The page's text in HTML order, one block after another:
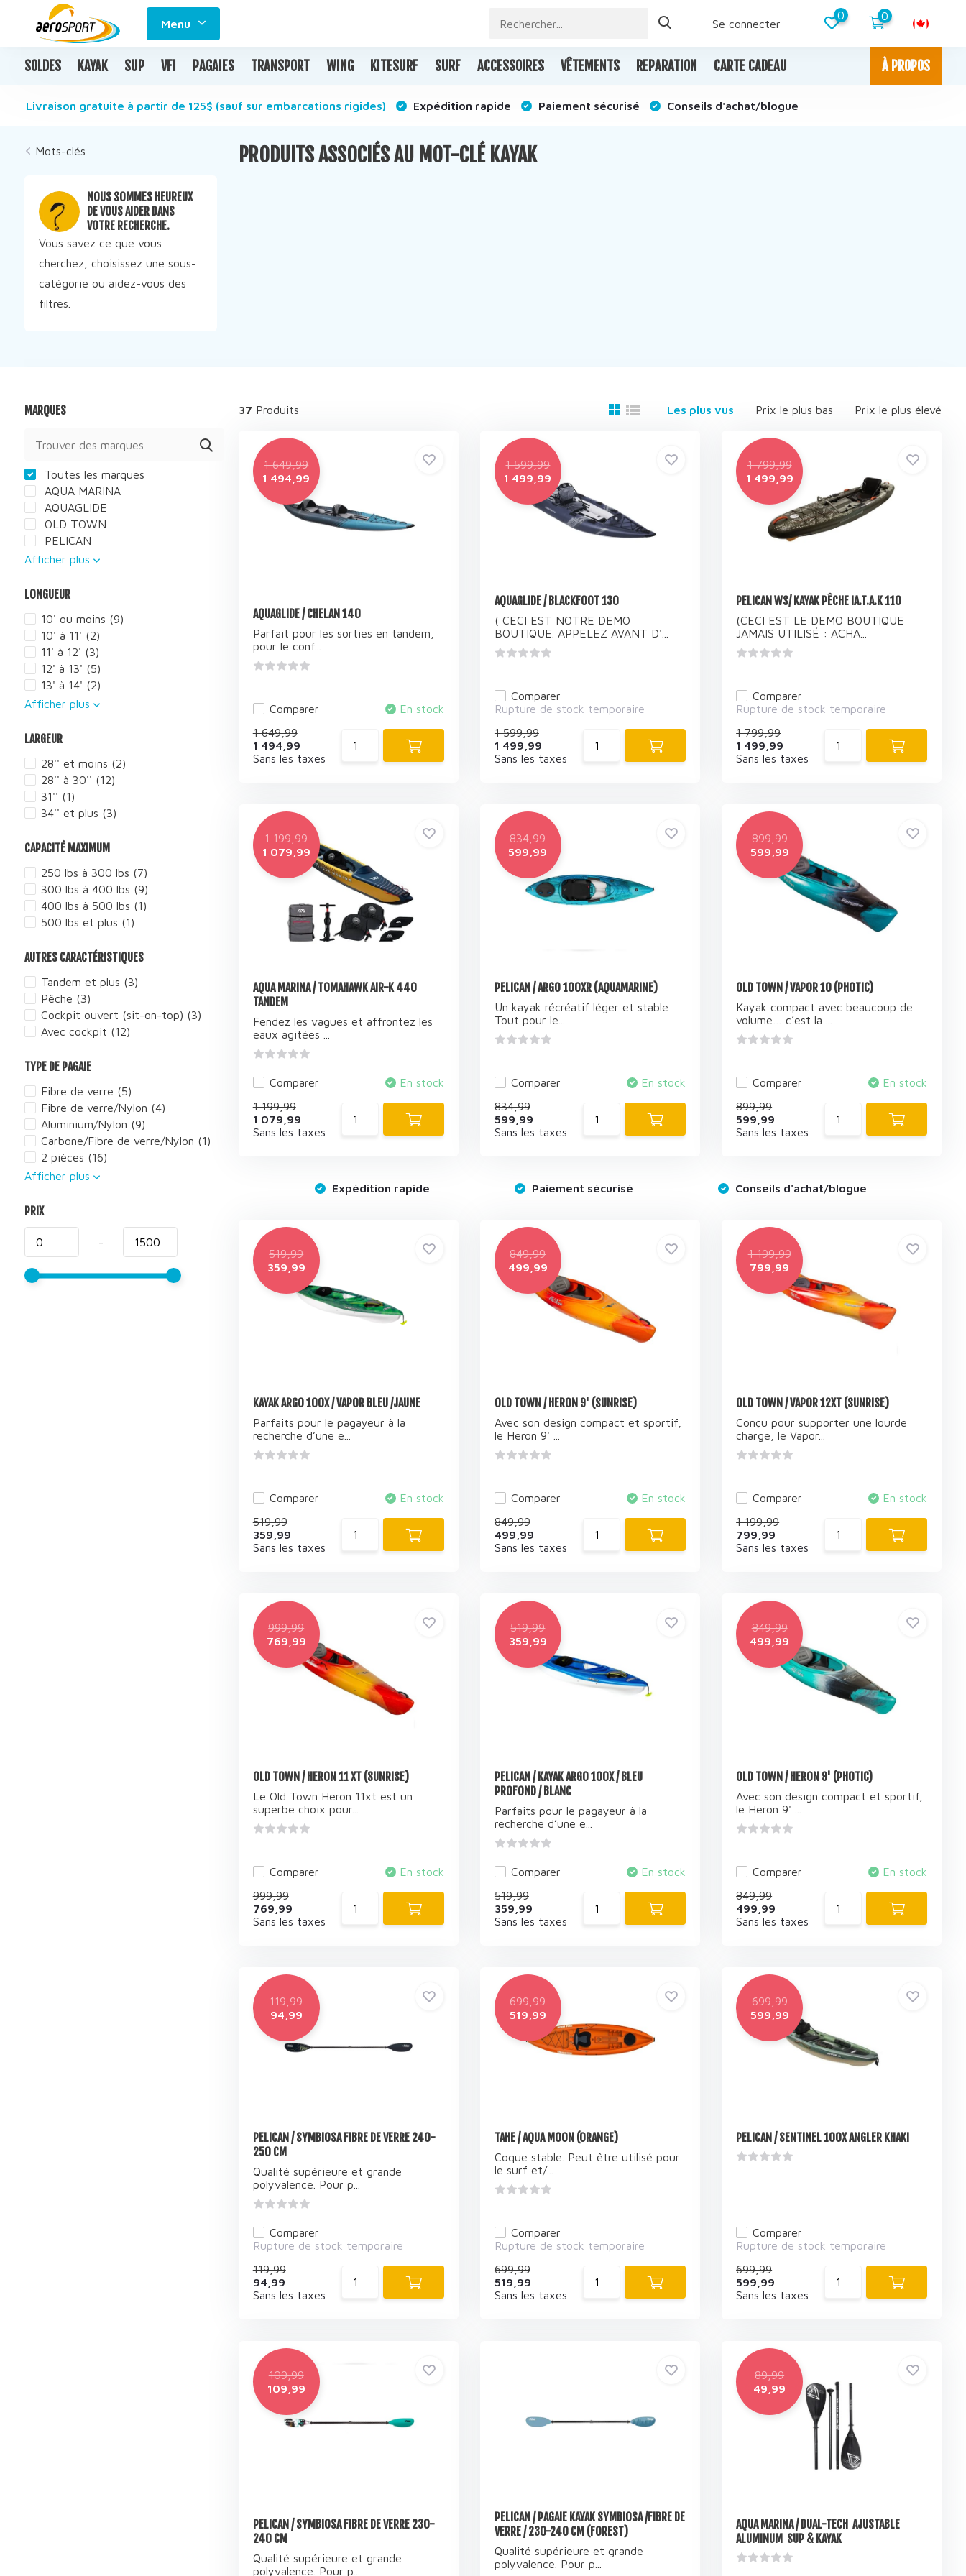
Menu Se connecter
0 0
SOLDES KAYAK SUP VFI PAGAIES TRANSPORT WING KITESURF SURF ACCESSOIRES VÊTEMENTS REPARATION CARTE CADEAU À PROPOS
Livraison gratuite à partir de 125$ (sauf sur embarcations rigides) Expédition rapide Paiement sécurisé Conseils d'achat/blogue
Mots-clés
NOUS SOMMES HEUREUX
DE VOUS AIDER DANS
VOTRE RECHERCHE.
Vous savez ce que vous
cherchez, choisissez une sous-
catégorie ou aidez-vous des
filtres.
PRODUITS ASSOCIÉS AU MOT-CLÉ KAYAK
MARQUES
Toutes les marques
AQUA MARINA
AQUAGLIDE
OLD TOWN
PELICAN
Afficher plus
LONGUEUR
10' ou moins (9)
10' à 11' (2)
11' à 12' (3)
12' à 13' (5)
13' à 14' (2)
Afficher plus
LARGEUR
28'' et moins (2)
28'' à 30'' (12)
31'' (1)
34'' et plus (3)
CAPACITÉ MAXIMUM
250 lbs à 300 lbs (7)
300 lbs à 400 lbs (9)
400 lbs à 500 lbs (1)
500 lbs et plus (1)
AUTRES CARACTÉRISTIQUES
Tandem et plus (3)
Pêche (3)
Cockpit ouvert (sit-on-top) (3)
Avec cockpit (12)
TYPE DE PAGAIE
Fibre de verre (5)
Fibre de verre/Nylon (4)
Aluminium/Nylon (9)
Carbone/Fibre de verre/Nylon (1)
2 pièces (16)
Afficher plus
PRIX
-
37 Produits Les plus vus Prix le plus bas Prix le plus élevé
1 649,99
1 494,99
AQUAGLIDE / CHELAN 140
Parfait pour les sorties en tandem,
pour le conf...
Comparer
En stock
1 649,99
1 494,99
Sans les taxes
1 599,99
1 499,99
AQUAGLIDE / BLACKFOOT 130
( CECI EST NOTRE DEMO
BOUTIQUE. APPELEZ AVANT D'...
Comparer
Rupture de stock temporaire
1 599,99
1 499,99
Sans les taxes
1 799,99
1 499,99
PELICAN WS/ KAYAK PÊCHE IA.T.A.K 110
(CECI EST LE DEMO BOUTIQUE
JAMAIS UTILISÉ : ACHA...
Comparer
Rupture de stock temporaire
1 799,99
1 499,99
Sans les taxes
1 199,99
1 079,99
AQUA MARINA / TOMAHAWK AIR-K 440
TANDEM
Fendez les vagues et affrontez les
eaux agitées ...
Comparer
En stock
1 199,99
1 079,99
Sans les taxes
834,99
599,99
PELICAN / ARGO 100XR (AQUAMARINE)
Un kayak récréatif léger et stable
Tout pour le...
Comparer
En stock
834,99
599,99
Sans les taxes
899,99
599,99
OLD TOWN / VAPOR 10 (PHOTIC)
Kayak compact avec beaucoup de
volume… c’est la ...
Comparer
En stock
899,99
599,99
Sans les taxes
Expédition rapide Paiement sécurisé Conseils d'achat/blogue
519,99
359,99
KAYAK ARGO 100X / VAPOR BLEU /JAUNE
Parfaits pour le pagayeur à la
recherche d’une e...
Comparer
En stock
519,99
359,99
Sans les taxes
849,99
499,99
OLD TOWN / HERON 9' (SUNRISE)
Avec son design compact et sportif,
le Heron 9' ...
Comparer
En stock
849,99
499,99
Sans les taxes
1 199,99
799,99
OLD TOWN / VAPOR 12XT (SUNRISE)
Conçu pour supporter une lourde
charge, le Vapor...
Comparer
En stock
1 199,99
799,99
Sans les taxes
999,99
769,99
OLD TOWN / HERON 11 XT (SUNRISE)
Le Old Town Heron 11xt est un
superbe choix pour...
Comparer
En stock
999,99
769,99
Sans les taxes
519,99
359,99
PELICAN / KAYAK ARGO 100X / BLEU
PROFOND / BLANC
Parfaits pour le pagayeur à la
recherche d’une e...
Comparer
En stock
519,99
359,99
Sans les taxes
849,99
499,99
OLD TOWN / HERON 9' (PHOTIC)
Avec son design compact et sportif,
le Heron 9' ...
Comparer
En stock
849,99
499,99
Sans les taxes
119,99
94,99
PELICAN / SYMBIOSA FIBRE DE VERRE 240-
250 CM
Qualité supérieure et grande
polyvalence. Pour p...
Comparer
Rupture de stock temporaire
119,99
94,99
Sans les taxes
699,99
519,99
TAHE / AQUA MOON (ORANGE)
Coque stable. Peut être utilisé pour
le surf et/...
Comparer
Rupture de stock temporaire
699,99
519,99
Sans les taxes
699,99
599,99
PELICAN / SENTINEL 100X ANGLER KHAKI
Comparer
Rupture de stock temporaire
699,99
599,99
Sans les taxes
109,99
109,99
PELICAN / SYMBIOSA FIBRE DE VERRE 230-
240 CM
Qualité supérieure et grande
polyvalence. Pour p...
PELICAN / PAGAIE KAYAK SYMBIOSA /FIBRE DE
VERRE / 230-240 CM (FOREST)
Qualité supérieure et grande
polyvalence. Pour p...
89,99
49,99
AQUA MARINA / DUAL-TECH AJUSTABLE
ALUMINUM SUP & KAYAK